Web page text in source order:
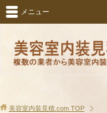
メニュー
美容室内装見積.com TOP